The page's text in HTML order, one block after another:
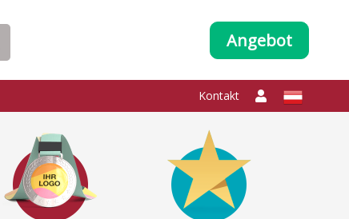
Angebot
Kontakt